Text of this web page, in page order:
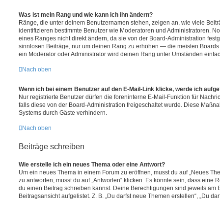
Was ist mein Rang und wie kann ich ihn ändern?
Ränge, die unter deinem Benutzernamen stehen, zeigen an, wie viele
identifizieren bestimmte Benutzer wie Moderatoren und Administratoren.
eines Ranges nicht direkt ändern, da sie von der Board-Administration
sinnlosen Beiträge, nur um deinen Rang zu erhöhen — die meisten
ein Moderator oder Administrator wird deinen Rang unter Umständen
Nach oben
Wenn ich bei einem Benutzer auf den E-Mail-Link klicke, werde ich
Nur registrierte Benutzer dürfen die foreninterne E-Mail-Funktion für
falls diese von der Board-Administration freigeschaltet wurde. Diese
Systems durch Gäste verhindern.
Nach oben
Beiträge schreiben
Wie erstelle ich ein neues Thema oder eine Antwort?
Um ein neues Thema in einem Forum zu eröffnen, musst du auf „Neues
zu antworten, musst du auf „Antworten“ klicken. Es könnte sein, dass eine
du einen Beitrag schreiben kannst. Deine Berechtigungen sind jeweils am
Beitragsansicht aufgelistet. Z. B. „Du darfst neue Themen erstellen“, „Du